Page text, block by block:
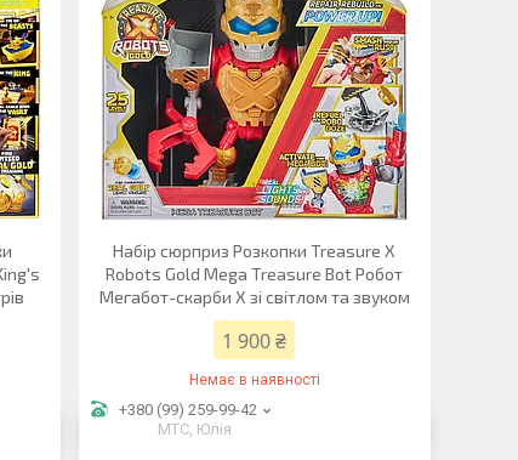
Набір сюрприз Розкопки Treasure X
Robots Gold Mega Treasure Bot Робот
Мегабот-скарби Х зі світлом та звуком
1 900 ₴
Немає в наявності
+380 (99) 259-99-42
МТС, Юлія